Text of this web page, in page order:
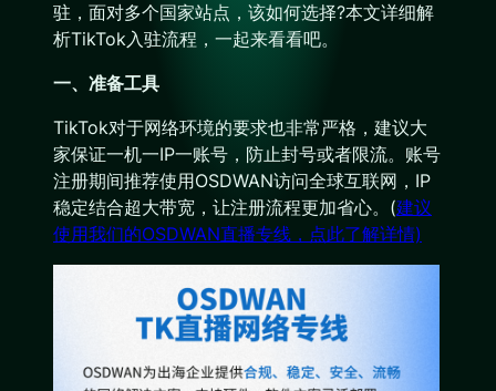
驻，面对多个国家站点，该如何选择?本文详细解
析TikTok入驻流程，一起来看看吧。
‌一、准备工具
TikTok对于网络环境的要求也非常严格，建议大
家保证一机一IP一账号，防止封号或者限流。账号
注册期间推荐使用OSDWAN访问全球互联网，IP
稳定结合超大带宽，让注册流程更加省心。(建议
使用我们的OSDWAN直播专线，点此了解详情)